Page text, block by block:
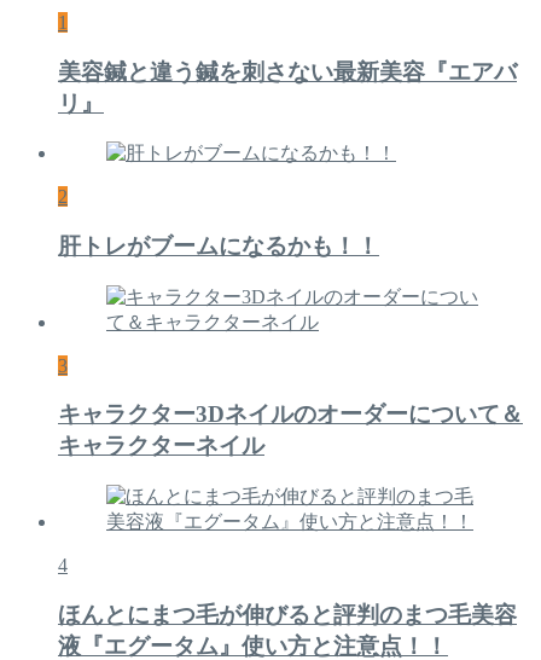
1
美容鍼と違う鍼を刺さない最新美容『エアバ
リ』
2
肝トレがブームになるかも！！
3
キャラクター3Dネイルのオーダーについて＆
キャラクターネイル
4
ほんとにまつ毛が伸びると評判のまつ毛美容
液『エグータム』使い方と注意点！！